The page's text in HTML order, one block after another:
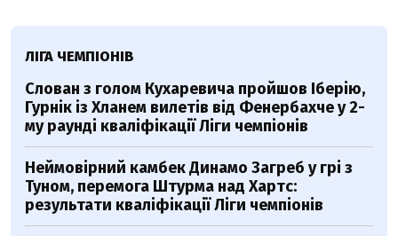
ЛІГА ЧЕМПІОНІВ
Слован з голом Кухаревича пройшов Іберію,
Гурнік із Хланем вилетів від Фенербахче у 2-
му раунді кваліфікації Ліги чемпіонів
Неймовірний камбек Динамо Загреб у грі з
Туном, перемога Штурма над Хартс:
результати кваліфікації Ліги чемпіонів